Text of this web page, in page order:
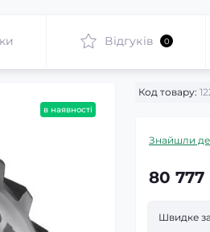
Відгуків 0
в наявності
Код товару:
Знайшли
80 777
Швидке